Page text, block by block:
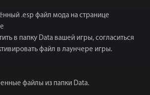
.esр файл мода на странице
в папку Data вашей игры, согласиться
файл в лаунчере игры.
файлы из папки Data.